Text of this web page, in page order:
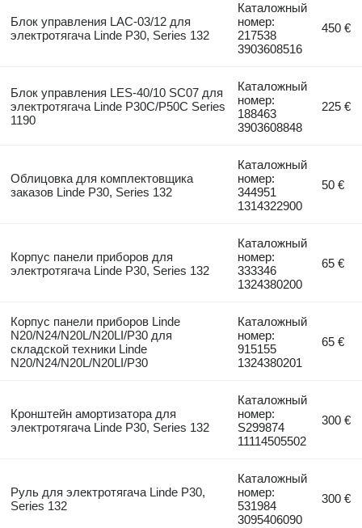
Блок управления LAC-03/12 для
электротягача Linde P30, Series 132
Каталожный
номер:
217538
3903608516
450 €
Блок управления LES-40/10 SC07 для
электротягача Linde P30C/P50C Series
1190
Каталожный
номер:
188463
3903608848
225 €
Облицовка для комплектовщика
заказов Linde P30, Series 132
Каталожный
номер:
344951
1314322900
50 €
Корпус панели приборов для
электротягача Linde P30, Series 132
Каталожный
номер:
333346
1324380200
65 €
Корпус панели приборов Linde
N20/N24/N20L/N20LI/P30 для
складской техники Linde
N20/N24/N20L/N20LI/P30
Каталожный
номер:
915155
1324380201
65 €
Кронштейн амортизатора для
электротягача Linde P30, Series 132
Каталожный
номер:
S299874
11114505502
300 €
Руль для электротягача Linde P30,
Series 132
Каталожный
номер:
531984
3095406090
300 €